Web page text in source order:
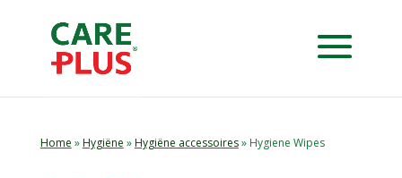
Home »Hygiëne »Hygiëne accessoires» Hygiene Wipes